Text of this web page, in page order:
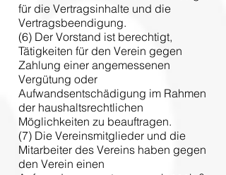
für die Vertragsinhalte und die
Vertragsbeendigung.
(6) Der Vorstand ist berechtigt,
Tätigkeiten für den Verein gegen
Zahlung einer angemessenen
Vergütung oder
Aufwandsentschädigung im Rahmen
der haushaltsrechtlichen
Möglichkeiten zu beauftragen.
(7) Die Vereinsmitglieder und die
Mitarbeiter des Vereins haben gegen
den Verein einen